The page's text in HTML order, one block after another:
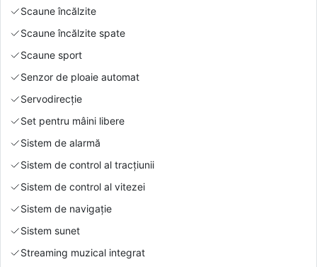
Scaune încălzite
Scaune încălzite spate
Scaune sport
Senzor de ploaie automat
Servodirecție
Set pentru mâini libere
Sistem de alarmă
Sistem de control al tracțiunii
Sistem de control al vitezei
Sistem de navigație
Sistem sunet
Streaming muzical integrat